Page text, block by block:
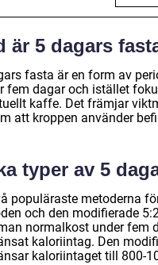
är 5 dagars
fasta är en form av
fem dagar och istället
kaffe. Det främjar
att kroppen använder
typer av 5
populäraste metoderna
och den modifierade
normalkost under fem
kaloriintag. Den
kaloriintaget till 800-